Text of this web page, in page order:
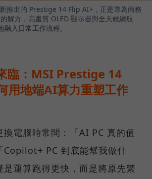
推出的 Prestige 14 Flip AI+，正是專為商務
解方，高畫質 OLED 顯示器與全天候續航
入日常工作流程。
臨：MSI Prestige 14
用地端AI算力重塑工作
換電腦時常問：「AI PC 真的值
Copilot+ PC 到底能幫我做什
是運算跑得更快，而是將原先繁